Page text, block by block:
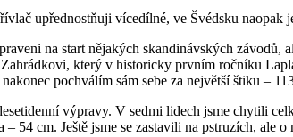
upřednostňuji vícedílné, ve Švédsku
na start nějakých skandinávských
který v historicky prvním ročníku
pochválím sám sebe za největší štiku –
výpravy. V sedmi lidech jsme chytili
– 54 cm. Ještě jsme se zastavili na pstruzích, ale